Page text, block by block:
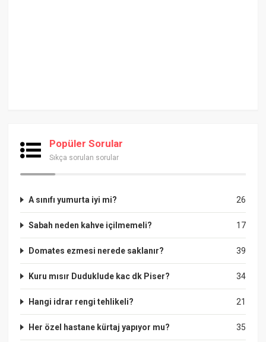
Popüler Sorular
Sıkça sorulan sorular
26
A sınıfı yumurta iyi mi?
17
Sabah neden kahve içilmemeli?
39
Domates ezmesi nerede saklanır?
34
Kuru mısır Duduklude kac dk Piser?
21
Hangi idrar rengi tehlikeli?
35
Her özel hastane kürtaj yapıyor mu?